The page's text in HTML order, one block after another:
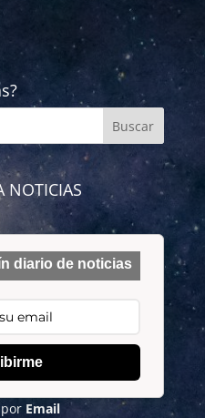
NOTICIAS
diario de noticias
Email